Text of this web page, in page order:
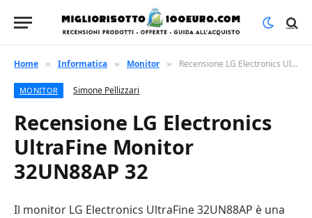
Home » Informatica » Monitor » Recensione LG Electronics UltraFine Monitor 32UN88AP 32
MONITOR Simone Pellizzari
Recensione LG Electronics
UltraFine Monitor
32UN88AP 32
Il monitor LG Electronics UltraFine 32UN88AP è una